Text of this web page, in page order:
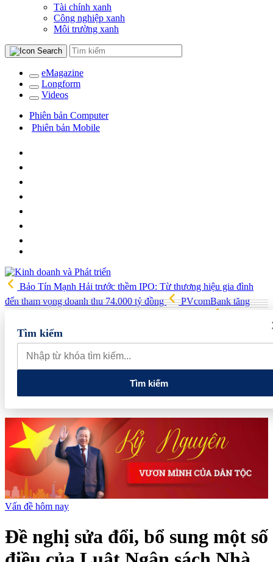
Tài chính xanh
Công nghiệp xanh
Môi trường xanh
eMagazine
Longform
Videos
Phiên bản Computer
Phiên bản Mobile
Bảo Tín Mạnh Hải trước thềm IPO: Từ thương hiệu gia đình
đến tham vọng doanh thu 74.000 tỷ đồng
PVcomBank tăng
Australia xây dựng, triển khai chiến lược kết nối khoa học công
nghệ và đổi mới sáng tạo tầm nhìn dài hạn
5 chính sách lớn mở
đường cho thị trường hàng hóa phái sinh
thắp sáng ngọn lửa 'Tôi yêu Tổ quốc tôi'
Tìm kiếm
Tìm kiếm
Vấn đề hôm nay
Đề nghị sửa đổi, bổ sung một số